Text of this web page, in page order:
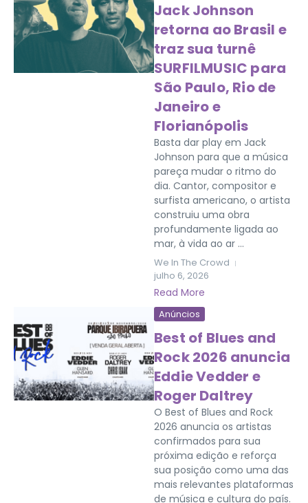
Jack Johnson
retorna ao Brasil e
traz sua turnê
SURFILMUSIC para
São Paulo, Rio de
Janeiro e
Florianópolis
Basta dar play em Jack
Johnson para que a música
pareça mudar o ritmo do
dia. Cantor, compositor e
surfista americano, o artista
construiu uma obra
profundamente ligada ao
mar, à vida ao ar ...
We In The Crowd
julho 6, 2026
Read More
Anúncios
Best of Blues and
Rock 2026 anuncia
Eddie Vedder e
Roger Daltrey
O Best of Blues and Rock
2026 anuncia os artistas
confirmados para sua
próxima edição e reforça
sua posição como uma das
mais relevantes plataformas
de música e cultura do país.